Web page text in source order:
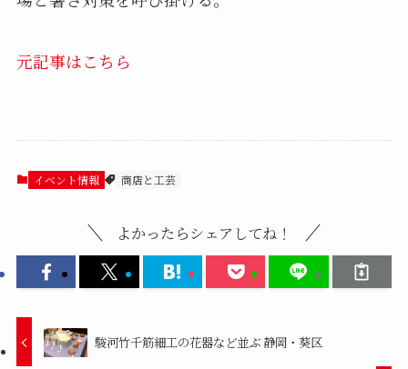
元記事はこちら
イベント情報 商店と工芸
よかったらシェアしてね！
駿河竹千筋細工の花器など並ぶ 静岡・葵区